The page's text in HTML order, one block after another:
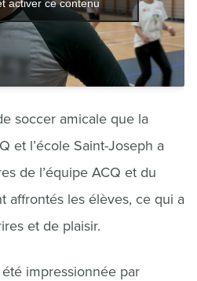
activer ce contenu
soccer amicale que la
et l’école Saint-Joseph a
de l’équipe ACQ et du
affrontés les élèves, ce qui a
et de plaisir.
été impressionnée par